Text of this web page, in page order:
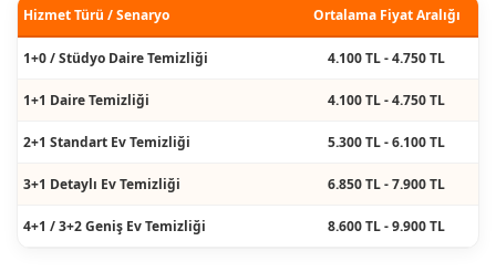
Hizmet Türü / Senaryo Ortalama Fiyat Aralığı
1+0 / Stüdyo Daire Temizliği 4.100 TL - 4.750 TL
1+1 Daire Temizliği 4.100 TL - 4.750 TL
2+1 Standart Ev Temizliği 5.300 TL - 6.100 TL
3+1 Detaylı Ev Temizliği 6.850 TL - 7.900 TL
4+1 / 3+2 Geniş Ev Temizliği 8.600 TL - 9.900 TL